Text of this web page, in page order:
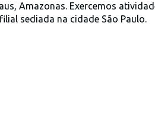
Amazonas. Exercemos
sediada na cidade São Paulo.